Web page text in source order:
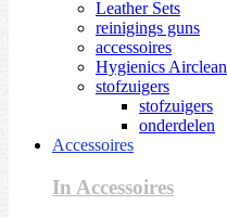
Leather Sets
reinigings guns
accessoires
Hygienics
stofzuigers
stofzuigers
onderdelen
Accessoires
In Accessoires